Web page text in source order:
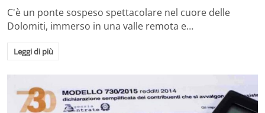
C'è un ponte sospeso spettacolare nel cuore delle
Dolomiti, immerso in una valle remota e…
Leggi di più